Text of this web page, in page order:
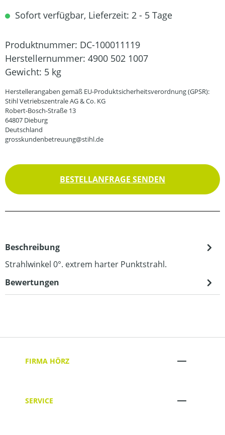
Sofort verfügbar, Lieferzeit: 2 - 5 Tage
Produktnummer: DC-100011119
Herstellernummer: 4900 502 1007
Gewicht: 5 kg
Herstellerangaben gemäß EU-Produktsicherheitsverordnung (GPSR):
Stihl Vetriebszentrale AG & Co. KG
Robert-Bosch-Straße 13
64807 Dieburg
Deutschland
grosskundenbetreuung@stihl.de
BESTELLANFRAGE SENDEN
Beschreibung
Strahlwinkel 0°. extrem harter Punktstrahl.
Bewertungen
FIRMA HÖRZ
SERVICE